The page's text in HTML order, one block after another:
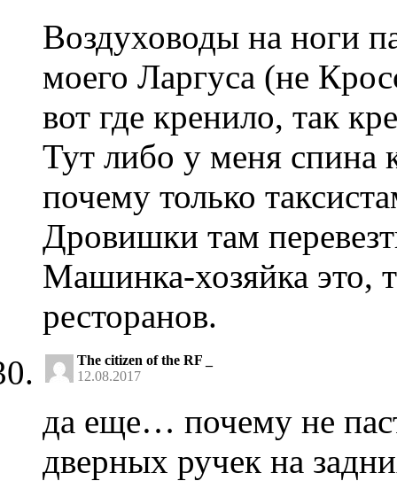
Воздуховоды на ноги
моего Ларгуса (не
вот где кренило, так
Тут либо у меня спина
почему только
Дровишки там
Машинка-хозяйка это,
ресторанов.
The citizen of the RF _
12.08.2017
да еще… почему не
дверных ручек на